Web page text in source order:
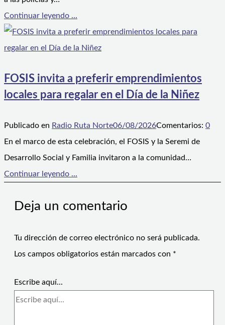
Continuar leyendo ...
FOSIS invita a preferir emprendimientos
locales para regalar en el Día de la Niñez
Publicado en Radio Ruta Norte06/08/2026Comentarios: 0
En el marco de esta celebración, el FOSIS y la Seremi de
Desarrollo Social y Familia invitaron a la comunidad…
Continuar leyendo ...
Deja un comentario
Tu dirección de correo electrónico no será publicada.
Los campos obligatorios están marcados con *
Escribe aquí...